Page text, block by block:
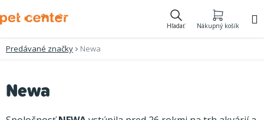
na
Hľadať Nákupný košík
Predávané značky Newa
Newa
V
ý